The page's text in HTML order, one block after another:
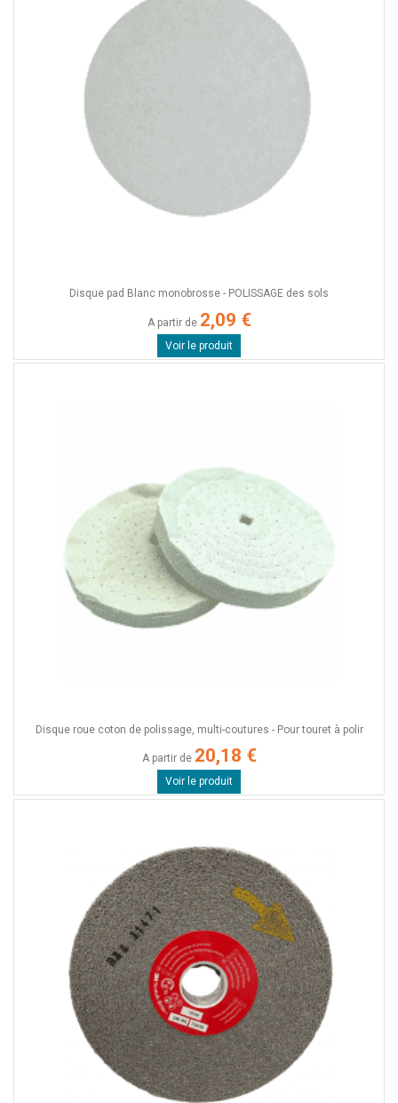
Disque pad Blanc monobrosse - POLISSAGE des sols
A partir de 2,09 €
Voir le produit
Disque roue coton de polissage, multi-coutures - Pour touret à polir
A partir de 20,18 €
Voir le produit